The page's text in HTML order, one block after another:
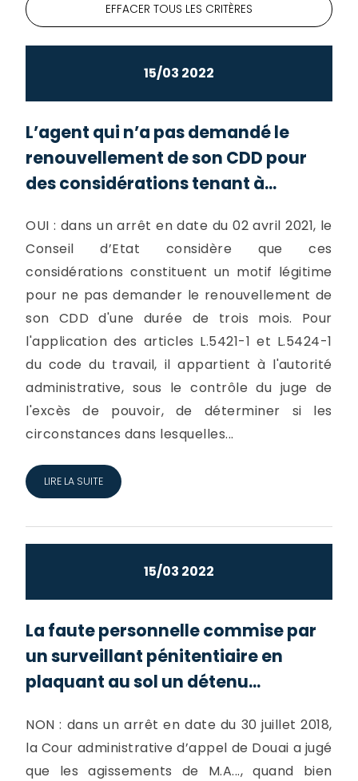
EFFACER TOUS LES CRITÈRES
15/03 2022
L’agent qui n’a pas demandé le
renouvellement de son CDD pour
des considérations tenant à...
OUI : dans un arrêt en date du 02 avril 2021, le
Conseil d’Etat considère que ces
considérations constituent un motif légitime
pour ne pas demander le renouvellement de
son CDD d'une durée de trois mois. Pour
l'application des articles L.5421-1 et L.5424-1
du code du travail, il appartient à l'autorité
administrative, sous le contrôle du juge de
l'excès de pouvoir, de déterminer si les
circonstances dans lesquelles...
LIRE LA SUITE
15/03 2022
La faute personnelle commise par
un surveillant pénitentiaire en
plaquant au sol un détenu...
NON : dans un arrêt en date du 30 juillet 2018,
la Cour administrative d’appel de Douai a jugé
que les agissements de M.A..., quand bien